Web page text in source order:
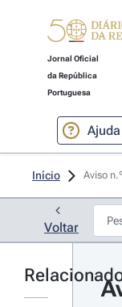
Jornal Oficial
da República
Portuguesa
Ajuda
Início Aviso
Voltar